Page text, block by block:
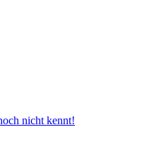
nicht kennt!